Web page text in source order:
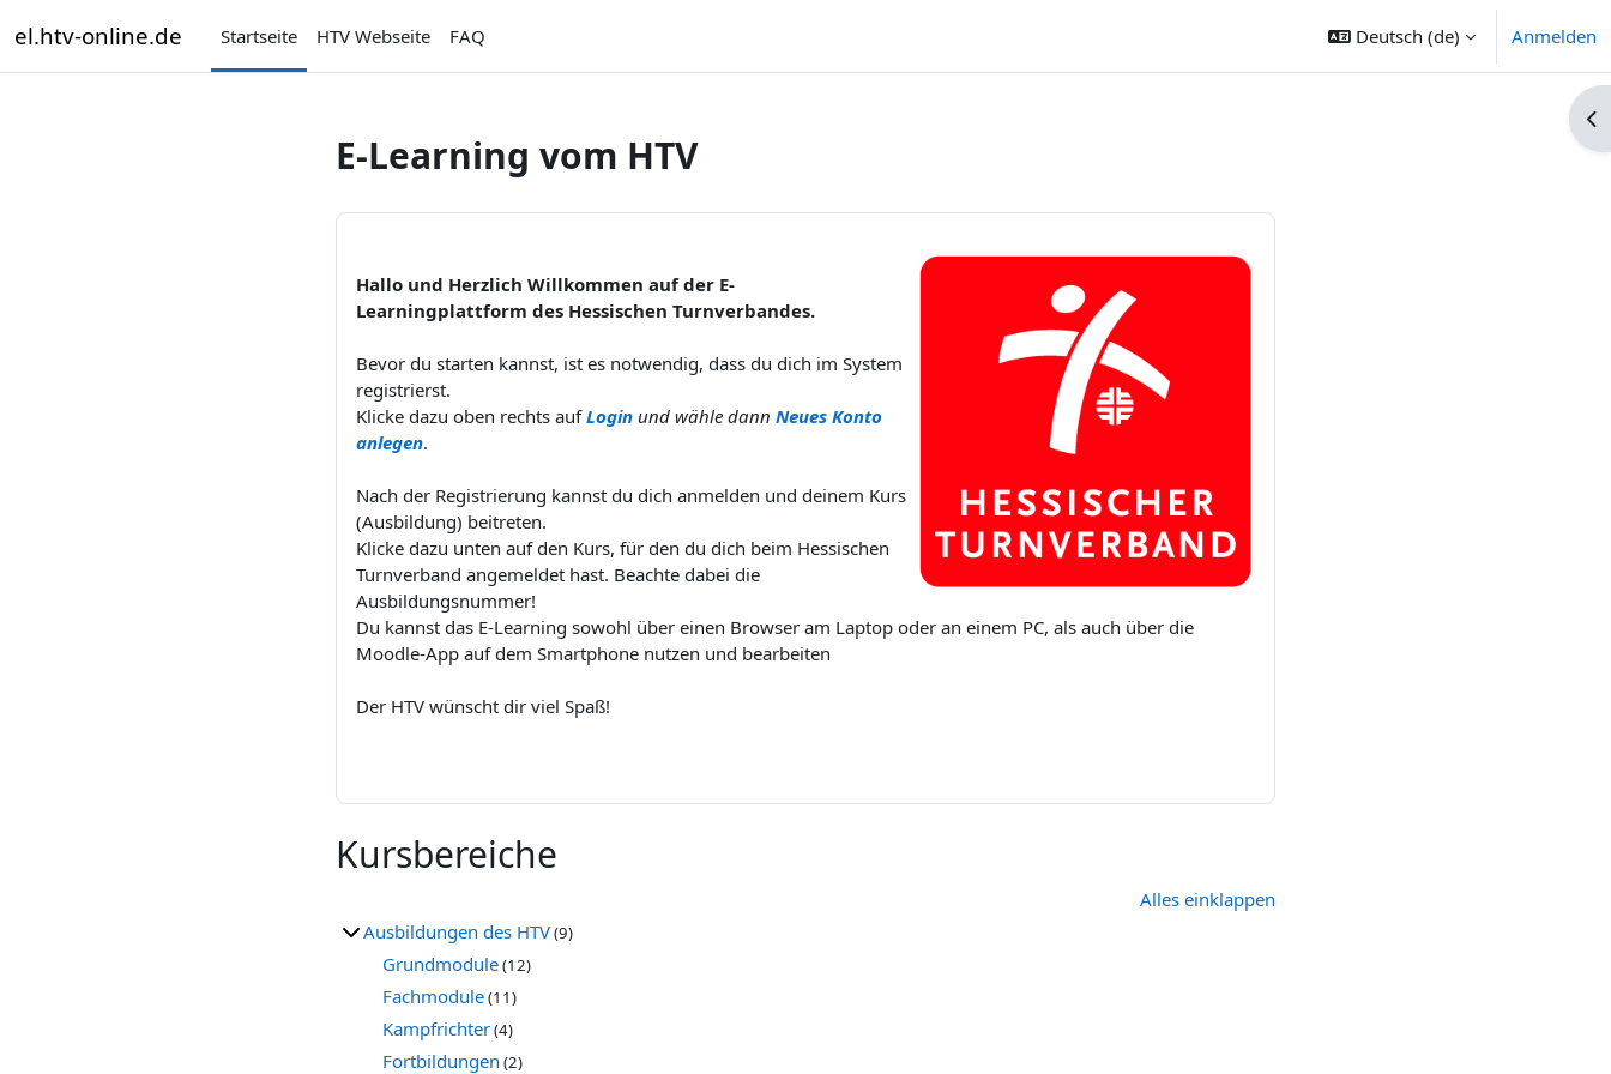
el.htv-online.de Startseite HTV Webseite FAQ Deutsch ‎(de)‎ Anmelden
E-Learning vom HTV
Hallo und Herzlich Willkommen auf der E-
Learningplattform des Hessischen Turnverbandes.
Bevor du starten kannst, ist es notwendig, dass du dich im System
registrierst.
Klicke dazu oben rechts aufLogin und wähle dann Neues Konto
anlegen.
Nach der Registrierung kannst du dich anmelden und deinem Kurs
(Ausbildung) beitreten.
Klicke dazu unten auf den Kurs, für den du dich beim Hessischen
Turnverband angemeldet hast. Beachte dabei die
Ausbildungsnummer!
Du kannst das E-Learning sowohl über einen Browser am Laptop oder an einem PC, als auch über die
Moodle-App auf dem Smartphone nutzen und bearbeiten
Der HTV wünscht dir viel Spaß!
Kursbereiche
Alles einklappen
Ausbildungen des HTV(9)
Grundmodule(12)
Fachmodule(11)
Kampfrichter(4)
Fortbildungen (2)